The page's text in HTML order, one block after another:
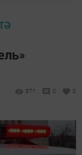
571 0 0